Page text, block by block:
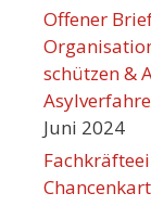
Offener
schützen &
Juni 2024